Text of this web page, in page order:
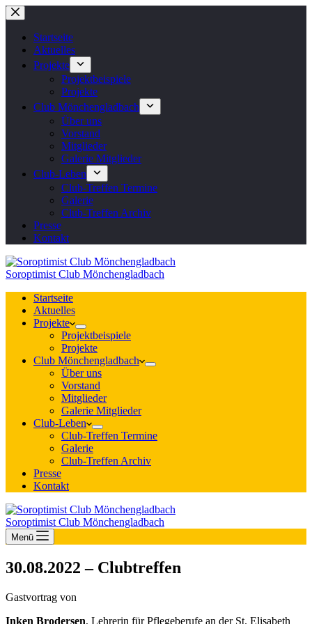
Zum
Inhalt
springenStartseite
Aktuelles
Projekte
Projektbeispiele
Projekte
Club Mönchengladbach
Über uns
Vorstand
Mitglieder
Galerie Mitglieder
Club-Leben
Club-Treffen Termine
Galerie
Club-Treffen Archiv
Presse
Kontakt
Soroptimist Club Mönchengladbach
Startseite
Aktuelles
Projekte
Projektbeispiele
Projekte
Club Mönchengladbach
Über uns
Vorstand
Mitglieder
Galerie Mitglieder
Club-Leben
Club-Treffen Termine
Galerie
Club-Treffen Archiv
Presse
Kontakt
Soroptimist Club Mönchengladbach
Menü
30.08.2022 – Clubtreffen
Gastvortrag von
Inken Brodersen, Lehrerin für Pflegeberufe an der St. Elisabeth